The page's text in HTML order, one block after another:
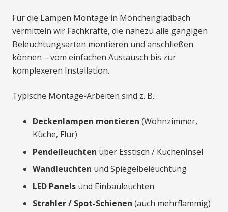
Für die Lampen Montage in Mönchengladbach
vermitteln wir Fachkräfte, die nahezu alle gängigen
Beleuchtungsarten montieren und anschließen
können – vom einfachen Austausch bis zur
komplexeren Installation.
Typische Montage-Arbeiten sind z. B.:
Deckenlampen montieren (Wohnzimmer,
Küche, Flur)
Pendelleuchten über Esstisch / Kücheninsel
Wandleuchten und Spiegelbeleuchtung
LED Panels und Einbauleuchten
Strahler / Spot-Schienen (auch mehrflammig)